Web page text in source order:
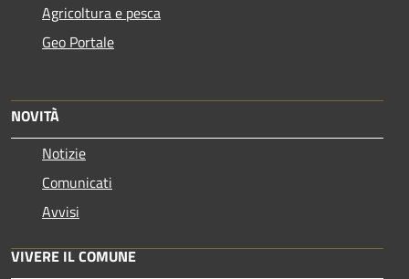
Agricoltura e pesca
Geo Portale
NOVITÀ
Notizie
Comunicati
Avvisi
VIVERE IL COMUNE